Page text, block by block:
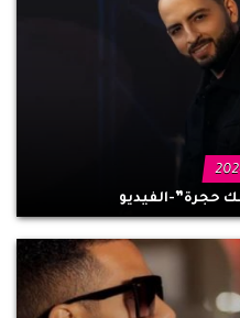
حجرة”-الفيديو